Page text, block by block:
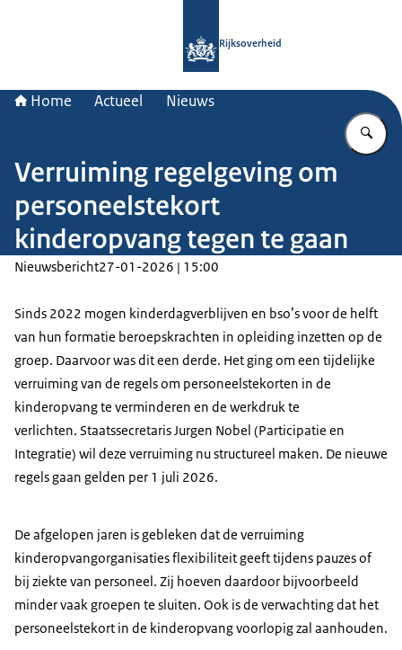
Rijksoverheid
Home Actueel Nieuws
Verruiming regelgeving om
personeelstekort
kinderopvang tegen te gaan
Nieuwsbericht27-01-2026 | 15:00
Sinds 2022 mogen kinderdagverblijven en bso’s voor de helft
van hun formatie beroepskrachten in opleiding inzetten op de
groep. Daarvoor was dit een derde. Het ging om een tijdelijke
verruiming van de regels om personeelstekorten in de
kinderopvang te verminderen en de werkdruk te
verlichten. Staatssecretaris Jurgen Nobel (Participatie en
Integratie) wil deze verruiming nu structureel maken. De nieuwe
regels gaan gelden per 1 juli 2026.
De afgelopen jaren is gebleken dat de verruiming
kinderopvangorganisaties flexibiliteit geeft tijdens pauzes of
bij ziekte van personeel. Zij hoeven daardoor bijvoorbeeld
minder vaak groepen te sluiten. Ook is de verwachting dat het
personeelstekort in de kinderopvang voorlopig zal aanhouden.